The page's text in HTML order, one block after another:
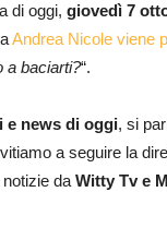
di oggi, giovedì 7
Andrea Nicole viene
a baciarti?“.
e news di oggi, si
a seguire la
notizie da Witty Tv e